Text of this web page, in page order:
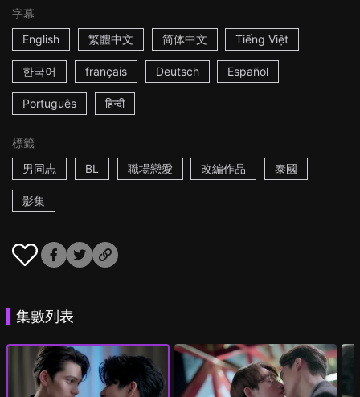
字幕
English
繁體中文 简体中文 Tiếng Việt
한국어 français Deutsch Español
Português हिन्दी
標籤
男同志
BL 職場戀愛 改編作品 泰國
影集
集數列表